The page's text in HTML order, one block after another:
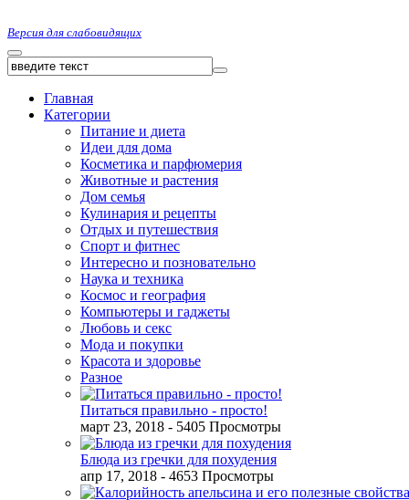
Версия для слабовидящих
Главная
Категории
Питание и диета
Идеи для дома
Косметика и парфюмерия
Животные и растения
Дом семья
Кулинария и рецепты
Отдых и путешествия
Спорт и фитнес
Интересно и позновательно
Наука и техника
Космос и география
Компьютеры и гаджеты
Любовь и секс
Мода и покупки
Красота и здоровье
Разное
Питаться правильно - просто!
март 23, 2018 - 5405 Просмотры
Блюда из гречки для похудения
апр 17, 2018 - 4653 Просмотры